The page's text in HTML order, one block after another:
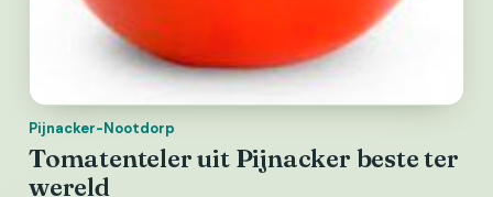
Pijnacker-Nootdorp
Tomatenteler uit Pijnacker beste ter
wereld